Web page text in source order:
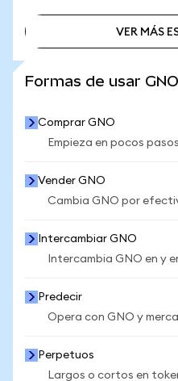
VER MÁS
Formas de usar
Comprar GNO
Empieza en pocos
Vender GNO
Cambia GNO por
Intercambiar GNO
Intercambia GNO en y
Predecir
Opera con GNO y
Perpetuos
Largos o cortos en